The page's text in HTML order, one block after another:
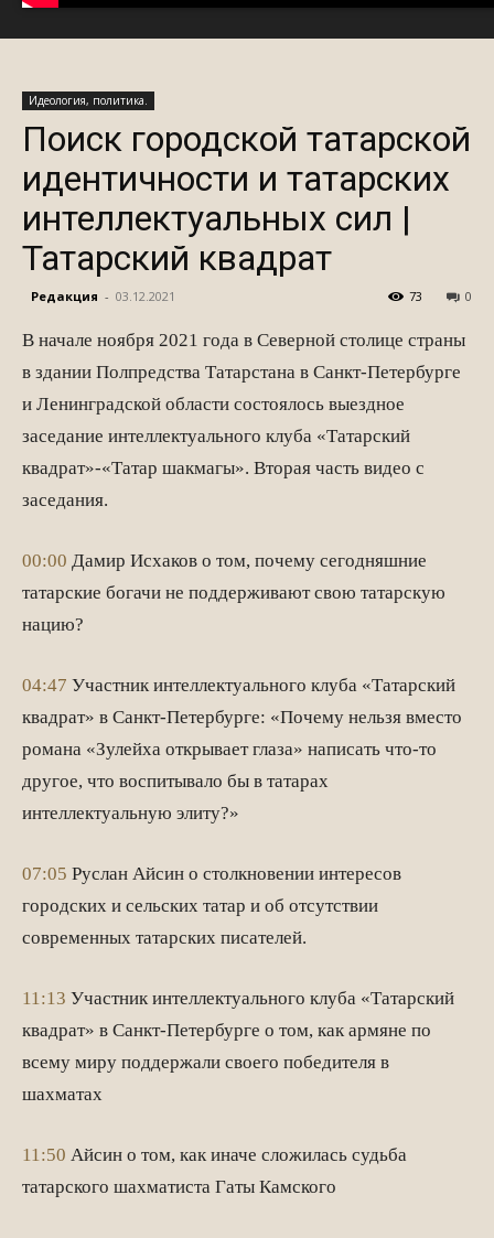
Идеология, политика.
Поиск городской татарской
идентичности и татарских
интеллектуальных сил |
Татарский квадрат
Редакция - 03.12.2021 0
73
В начале ноября 2021 года в Северной столице страны
в здании Полпредства Татарстана в Санкт-Петербурге
и Ленинградской области состоялось выездное
заседание интеллектуального клуба «Татарский
квадрат»-«Татар шакмагы». Вторая часть видео с
заседания.
00:00 Дамир Исхаков о том, почему сегодняшние
татарские богачи не поддерживают свою татарскую
нацию?
04:47 Участник интеллектуального клуба «Татарский
квадрат» в Санкт-Петербурге: «Почему нельзя вместо
романа «Зулейха открывает глаза» написать что-то
другое, что воспитывало бы в татарах
интеллектуальную элиту?»
07:05 Руслан Айсин о столкновении интересов
городских и сельских татар и об отсутствии
современных татарских писателей.
11:13 Участник интеллектуального клуба «Татарский
квадрат» в Санкт-Петербурге о том, как армяне по
всему миру поддержали своего победителя в
шахматах
11:50 Айсин о том, как иначе сложилась судьба
татарского шахматиста Гаты Камского